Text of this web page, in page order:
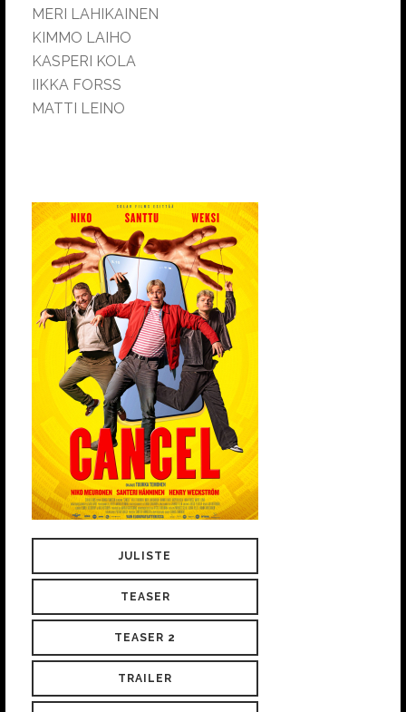
MERI LAHIKAINEN
KIMMO LAIHO
KASPERI KOLA
IIKKA FORSS
MATTI LEINO
JULISTE
TEASER
TEASER 2
TRAILER